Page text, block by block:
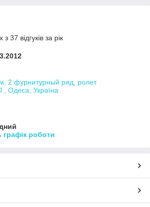
37 відгуків за рік
2 фурнитурный ряд, ролет
, Одеса, Україна
графік роботи